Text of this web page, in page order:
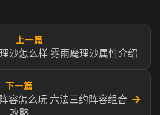
上一篇
沙怎么样 雾雨魔理沙属性介绍
下一篇
容怎么玩 六法三约阵容组合
攻略
→